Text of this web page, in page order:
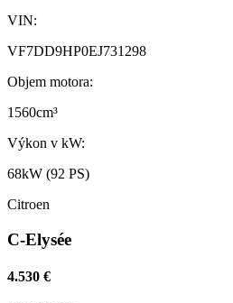
VIN:
VF7DD9HP0EJ731298
Objem motora:
1560cm³
Výkon v kW:
68kW (92 PS)
Citroen
C-Elysée
4.530 €